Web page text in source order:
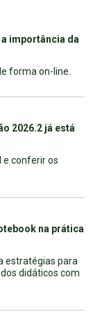
importância da
forma on-line.
2026.2 já está
e conferir os
na prática
estratégias para
didáticos com